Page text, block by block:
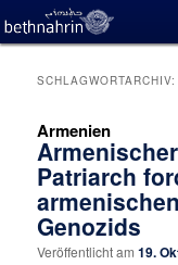
Armenien
Patriarch
Genozids
Veröffentlicht am19.